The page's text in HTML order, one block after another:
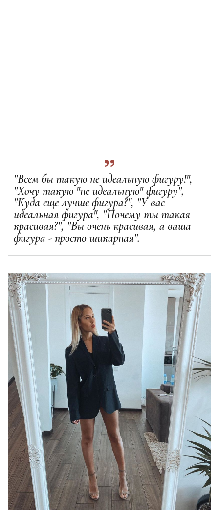
"Всем бы такую не идеальную фигуру!",
"Хочу такую "не идеальную" фигуру",
"Куда еще лучше фигура?", "У вас
идеальная фигура", "Почему ты такая
красивая?", "Вы очень красивая, а ваша
фигура - просто шикарная".